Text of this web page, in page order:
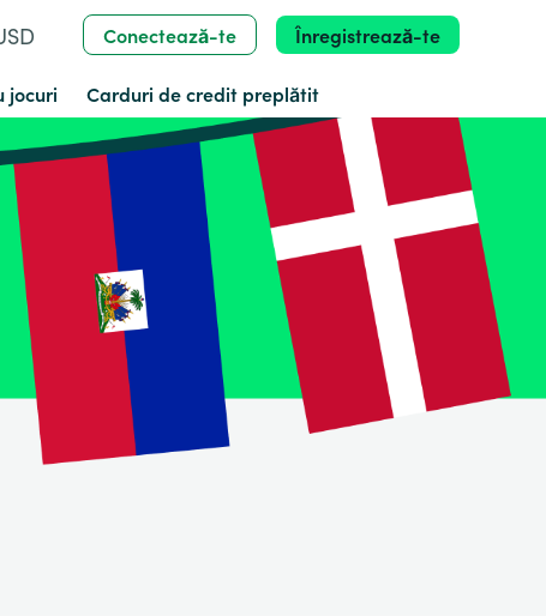
Conectează-te Înregistrează-te
jocuri Carduri de credit preplătit